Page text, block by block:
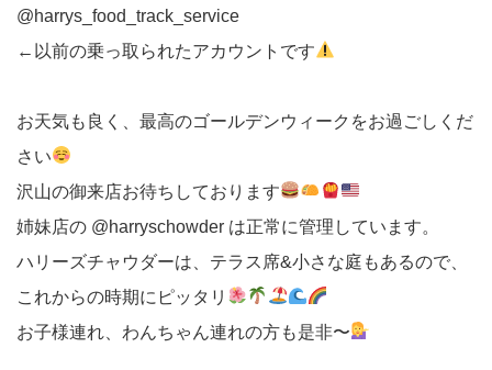
@harrys_food_track_service
←以前の乗っ取られたアカウントです
お天気も良く、最高のゴールデンウィークをお過ごしくだ
さい
沢山の御来店お待ちしております
姉妹店の @harryschowder は正常に管理しています。
ハリーズチャウダーは、テラス席&小さな庭もあるので、
これからの時期にピッタリ
お子様連れ、わんちゃん連れの方も是非〜